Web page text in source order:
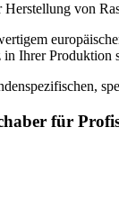
von
Ihrer Produktion
für